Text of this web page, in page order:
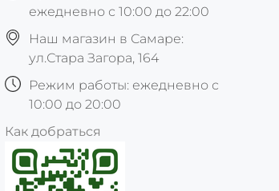
ежедневно с 10:00 до 22:00
Наш магазин в Самаре:
ул.Стара Загора, 164
Режим работы: ежедневно с
10:00 до 20:00
Как добраться